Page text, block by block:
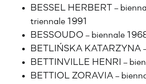
BESSEL HERBERT –
triennale 1991
BESSOUDO – biennale
BETLIŃSKA KATARZYNA
BETTINVILLE HENRI –
BETTIOL ZORAVIA –